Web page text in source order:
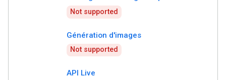
Not supported
Génération d'images
Not supported
API Live